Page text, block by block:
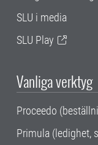
SLU i media
SLU Play
Vanliga verktyg
Proceedo
Primula (ledighet,